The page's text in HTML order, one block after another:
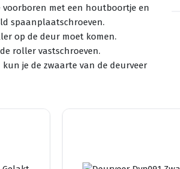
voorboren met een houtboortje en
spaanplaatschroeven.
op de deur moet komen.
roller vastschroeven.
kun je de zwaarte van de deurveer